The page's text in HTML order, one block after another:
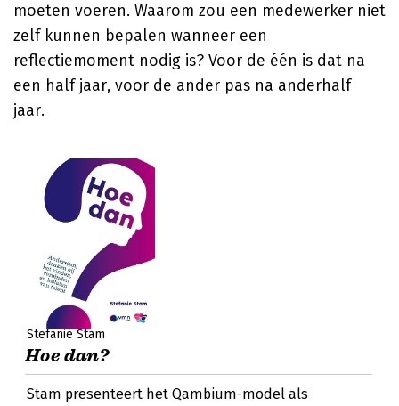
moeten voeren. Waarom zou een medewerker niet
zelf kunnen bepalen wanneer een
reflectiemoment nodig is? Voor de één is dat na
een half jaar, voor de ander pas na anderhalf
jaar.
Stefanie Stam
Hoe dan?
Stam presenteert het Qambium-model als